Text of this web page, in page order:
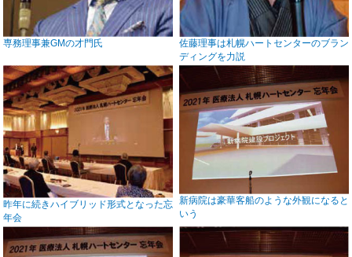
専務理事兼GMの才門氏
佐藤理事は札幌ハートセンターのブラン
ディングを力説
昨年に続きハイブリッド形式となった忘
年会
新病院は豪華客船のような外観になると
いう